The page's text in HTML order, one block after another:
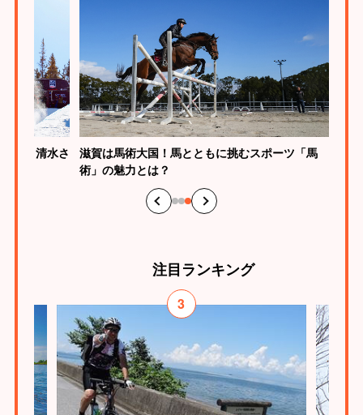
生・清水さ
滋賀は馬術大国！馬とともに挑むスポーツ「馬
術」の魅力とは？
注目ランキング
3